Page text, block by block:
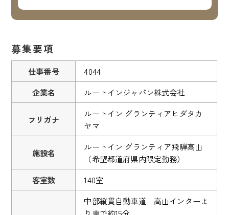
募集要項
仕事番号
4044
企業名
ルートインジャパン株式会社
フリガナ
ルートイン グランティアヒダタカ
ヤマ
施設名
ルートイン グランティア飛騨高山
（希望都道府県内限定勤務）
客室数
140室
中部縦貫自動車道 高山インターよ